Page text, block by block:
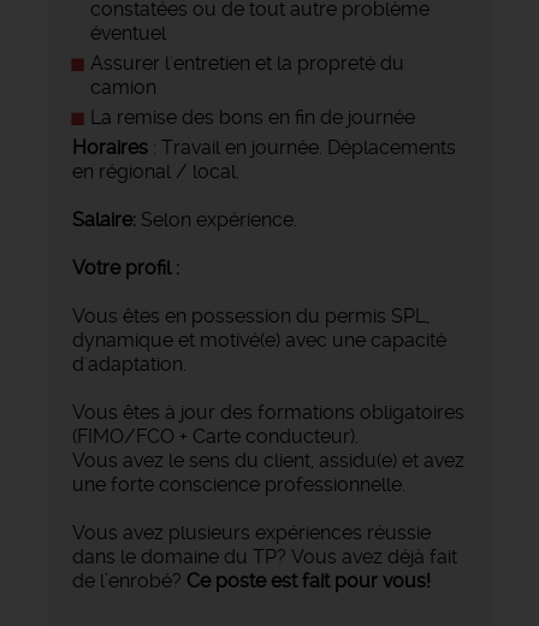
constatées ou de tout autre problème
éventuel
Assurer l'entretien et la propreté du
camion
La remise des bons en fin de journée
Horaires : Travail en journée. Déplacements
en régional / local.
Salaire: Selon expérience.
Votre profil :
Vous êtes en possession du permis SPL,
dynamique et motivé(e) avec une capacité
d'adaptation.
Vous êtes à jour des formations obligatoires
(FIMO/FCO + Carte conducteur).
Vous avez le sens du client, assidu(e) et avez
une forte conscience professionnelle.
Vous avez plusieurs expériences réussie
dans le domaine du TP? Vous avez déjà fait
de l’enrobé? Ce poste est fait pour vous!